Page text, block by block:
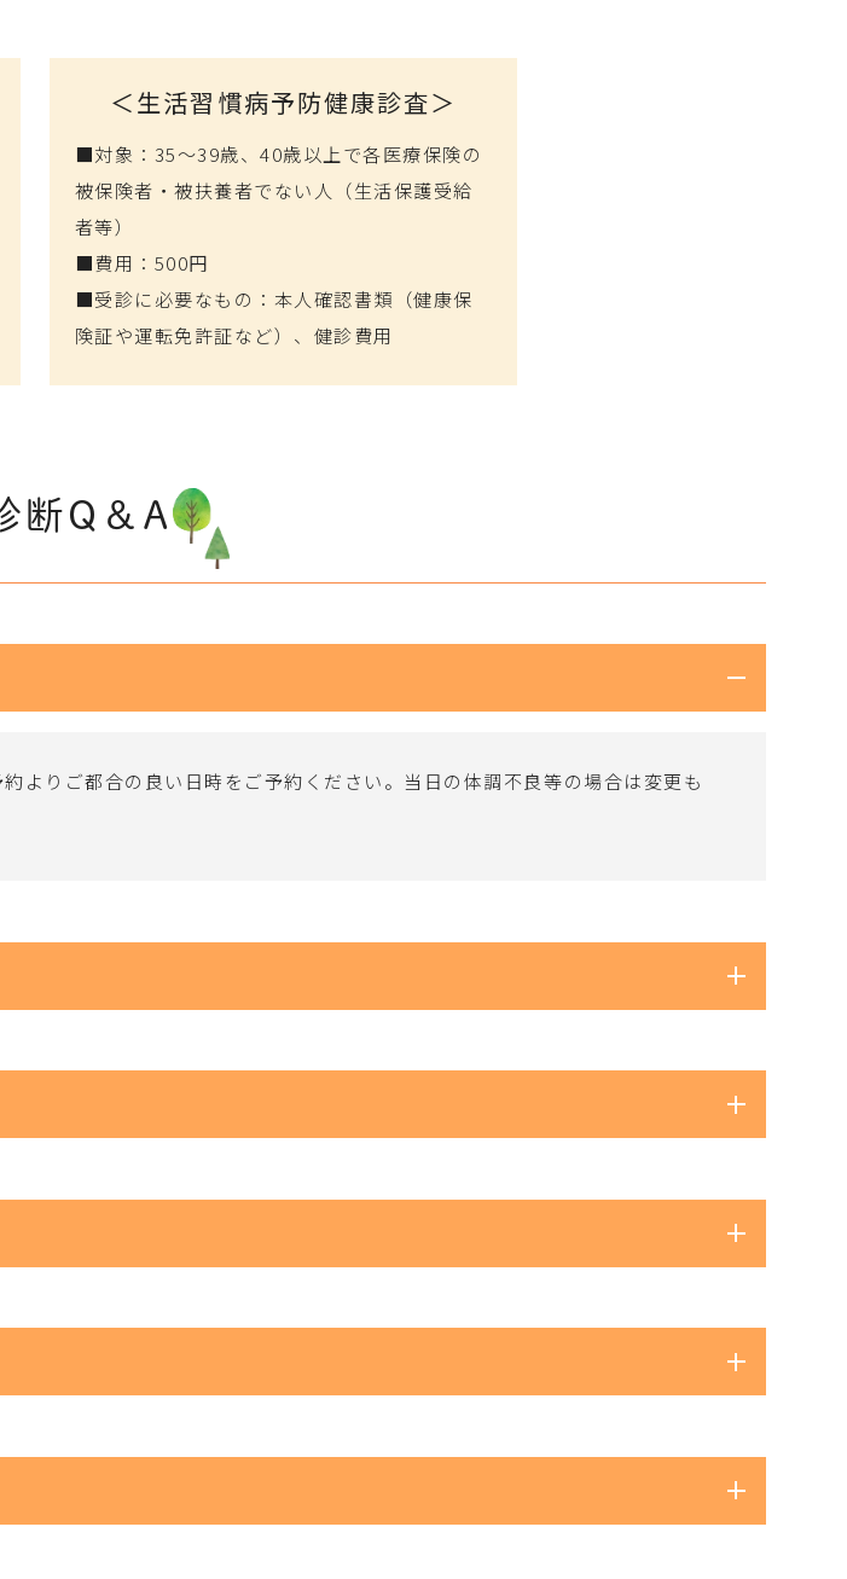
＜生活習慣病予防健康診査＞
■対象：35〜39歳、40歳以上で各医療保険の
被保険者・被扶養者でない人（生活保護受給
者等）
■費用：500円
■受診に必要なもの：本人確認書類（健康保
険証や運転免許証など）、健診費用
断Q＆A
よりご都合の良い日時をご予約ください。当日の体調不良等の場合は変更も